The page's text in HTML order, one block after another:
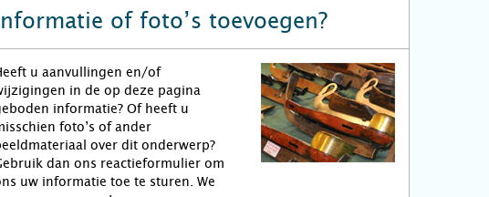
Informatie of foto’s toevoegen?
u aanvullingen en/of
in de op deze pagina
informatie? Of heeft u
foto’s of ander
over dit onderwerp?
dan ons reactieformulier om
uw informatie toe te sturen. We